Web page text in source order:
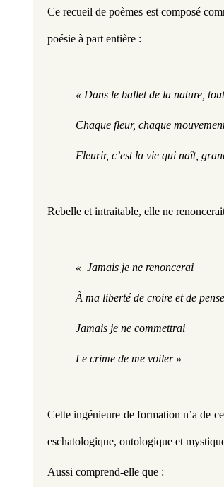
Ce recueil de poèmes est composé
poésie à part entière :
« Dans le ballet de la nature,
Chaque fleur, chaque
Fleurir, c’est la vie qui naît,
Rebelle et intraitable, elle ne
«  Jamais je ne renoncerai
À ma liberté de croire et de
Jamais je ne commettrai
Le crime de me voiler »
Cette ingénieure de formation n’a de
eschatologique, ontologique et
Aussi comprend-elle que :